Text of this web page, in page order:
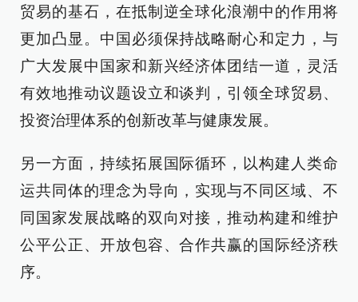
贸易的基石，在抵制逆全球化浪潮中的作用将
更加凸显。中国必须保持战略耐心和定力，与
广大发展中国家和新兴经济体团结一道，灵活
有效地推动议题设立和谈判，引领全球贸易、
投资治理体系的创新改革与健康发展。
另一方面，持续拓展国际循环，以构建人类命
运共同体的理念为导向，实现与不同区域、不
同国家发展战略的双向对接，推动构建和维护
公平公正、开放包容、合作共赢的国际经济秩
序。